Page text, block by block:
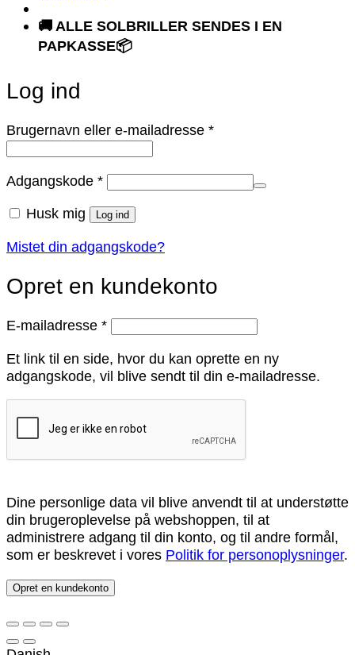
🚚 ALLE SOLBRILLER SENDES I EN
PAPKASSE📦
Log ind
Brugernavn eller e-mailadresse *Påkrævet
Adgangskode *Påkrævet
Husk mig Log ind
Mistet din adgangskode?
Opret en kundekonto
E-mailadresse *Påkrævet
Et link til en side, hvor du kan oprette en ny
adgangskode, vil blive sendt til din e-mailadresse.
Dine personlige data vil blive anvendt til at understøtte
din brugeroplevelse på webshoppen, til at
administrere adgang til din konto, og til andre formål,
som er beskrevet i vores Politik for personoplysninger.
Opret en kundekonto